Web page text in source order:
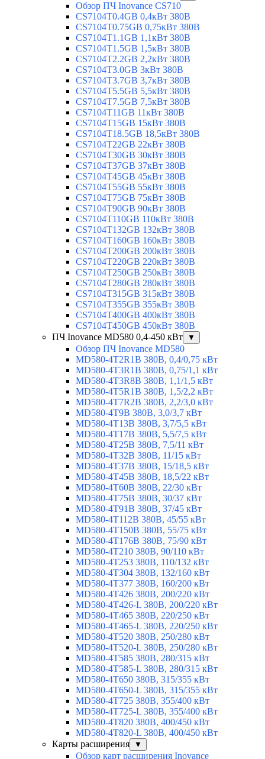
Обзор ПЧ Inovance CS710
CS7104T0.4GB 0,4кВт 380В
CS7104T0.75GB 0,75кВт 380В
CS7104T1.1GB 1,1кВт 380В
CS7104T1.5GB 1,5кВт 380В
CS7104T2.2GB 2,2кВт 380В
CS7104T3.0GB 3кВт 380В
CS7104T3.7GB 3,7кВт 380В
CS7104T5.5GB 5,5кВт 380В
CS7104T7.5GB 7,5кВт 380В
CS7104T11GB 11кВт 380В
CS7104T15GB 15кВт 380В
CS7104T18.5GB 18,5кВт 380В
CS7104T22GB 22кВт 380В
CS7104T30GB 30кВт 380В
CS7104T37GB 37кВт 380В
CS7104T45GB 45кВт 380В
CS7104T55GB 55кВт 380В
CS7104T75GB 75кВт 380В
CS7104T90GB 90кВт 380В
CS7104T110GB 110кВт 380В
CS7104T132GB 132кВт 380В
CS7104T160GB 160кВт 380В
CS7104T200GB 200кВт 380В
CS7104T220GB 220кВт 380В
CS7104T250GB 250кВт 380В
CS7104T280GB 280кВт 380В
CS7104T315GB 315кВт 380В
CS7104T355GB 355кВт 380В
CS7104T400GB 400кВт 380В
CS7104T450GB 450кВт 380В
ПЧ Inovance MD580 0,4-450 кВт
▼
Обзор ПЧ Inovance MD580
MD580-4T2R1B 380В, 0,4/0,75 кВт
MD580-4T3R1B 380В, 0,75/1,1 кВт
MD580-4T3R8B 380В, 1,1/1,5 кВт
MD580-4T5R1B 380В, 1,5/2,2 кВт
MD580-4T7R2B 380В, 2,2/3,0 кВт
MD580-4T9B 380В, 3,0/3,7 кВт
MD580-4T13B 380В, 3,7/5,5 кВт
MD580-4T17B 380В, 5,5/7,5 кВт
MD580-4T25B 380В, 7,5/11 кВт
MD580-4T32B 380В, 11/15 кВт
MD580-4T37B 380В, 15/18,5 кВт
MD580-4T45B 380В, 18,5/22 кВт
MD580-4T60B 380В, 22/30 кВт
MD580-4T75B 380В, 30/37 кВт
MD580-4T91B 380В, 37/45 кВт
MD580-4T112B 380В, 45/55 кВт
MD580-4T150B 380В, 55/75 кВт
MD580-4T176B 380В, 75/90 кВт
MD580-4T210 380В, 90/110 кВт
MD580-4T253 380В, 110/132 кВт
MD580-4T304 380В, 132/160 кВт
MD580-4T377 380В, 160/200 кВт
MD580-4T426 380В, 200/220 кВт
MD580-4T426-L 380В, 200/220 кВт
MD580-4T465 380В, 220/250 кВт
MD580-4T465-L 380В, 220/250 кВт
MD580-4T520 380В, 250/280 кВт
MD580-4T520-L 380В, 250/280 кВт
MD580-4T585 380В, 280/315 кВт
MD580-4T585-L 380В, 280/315 кВт
MD580-4T650 380В, 315/355 кВт
MD580-4T650-L 380В, 315/355 кВт
MD580-4T725 380В, 355/400 кВт
MD580-4T725-L 380В, 355/400 кВт
MD580-4T820 380В, 400/450 кВт
MD580-4T820-L 380В, 400/450 кВт
Карты расширения
▼
Обзор карт расширения Inovance